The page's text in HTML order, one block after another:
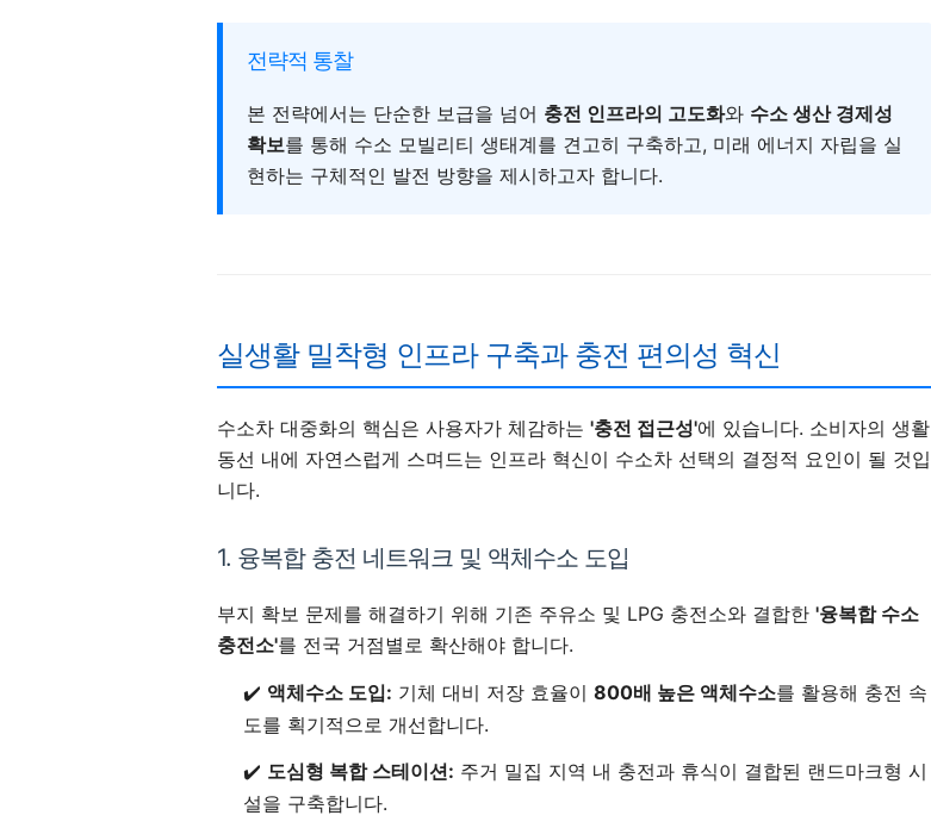
전략적 통찰
본 전략에서는 단순한 보급을 넘어 충전 인프라의 고도화와 수소 생산 경제성
확보를 통해 수소 모빌리티 생태계를 견고히 구축하고, 미래 에너지 자립을 실
현하는 구체적인 발전 방향을 제시하고자 합니다.
실생활 밀착형 인프라 구축과 충전 편의성 혁신
수소차 대중화의 핵심은 사용자가 체감하는 '충전 접근성'에 있습니다. 소비자의 생활
동선 내에 자연스럽게 스며드는 인프라 혁신이 수소차 선택의 결정적 요인이 될 것입
니다.
1. 융복합 충전 네트워크 및 액체수소 도입
부지 확보 문제를 해결하기 위해 기존 주유소 및 LPG 충전소와 결합한 '융복합 수소
충전소'를 전국 거점별로 확산해야 합니다.
✔️ 액체수소 도입: 기체 대비 저장 효율이 800배 높은 액체수소를 활용해 충전 속
도를 획기적으로 개선합니다.
✔️ 도심형 복합 스테이션: 주거 밀집 지역 내 충전과 휴식이 결합된 랜드마크형 시
설을 구축합니다.